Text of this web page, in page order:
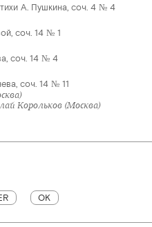
А. Пушкина, соч. 4 № 4
соч. 14 № 1
соч. 14 № 4
соч. 14 № 11
Корольков (Москва)
OK